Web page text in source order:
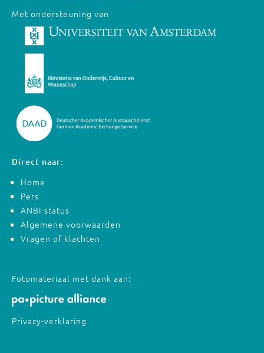
Met ondersteuning van
Direct naar:
Home
Pers
ANBI-status
Algemene voorwaarden
Vragen of klachten
Fotomateriaal met dank aan:
Privacy-verklaring